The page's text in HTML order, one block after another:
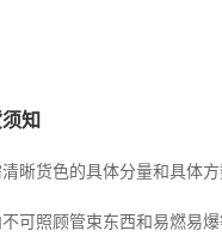
知
晰货色的具体分量和具体
可照顾管束东西和易燃易